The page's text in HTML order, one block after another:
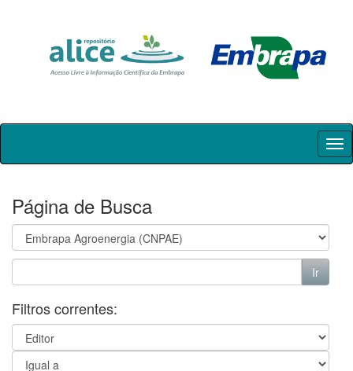
Skip
Página de Busca
Filtros correntes: